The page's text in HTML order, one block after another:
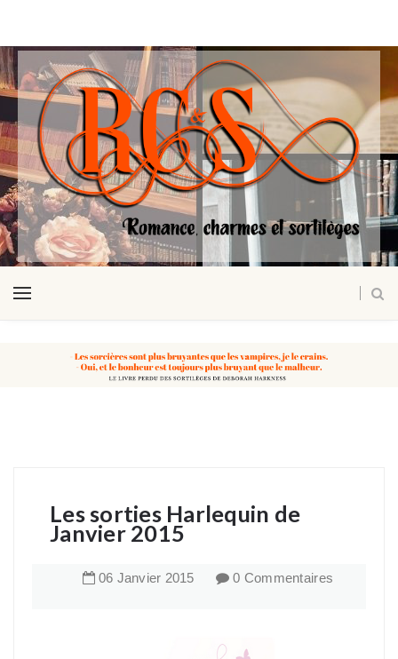
Les sorties Harlequin de
Janvier 2015
06 Janvier 2015 0 Commentaires